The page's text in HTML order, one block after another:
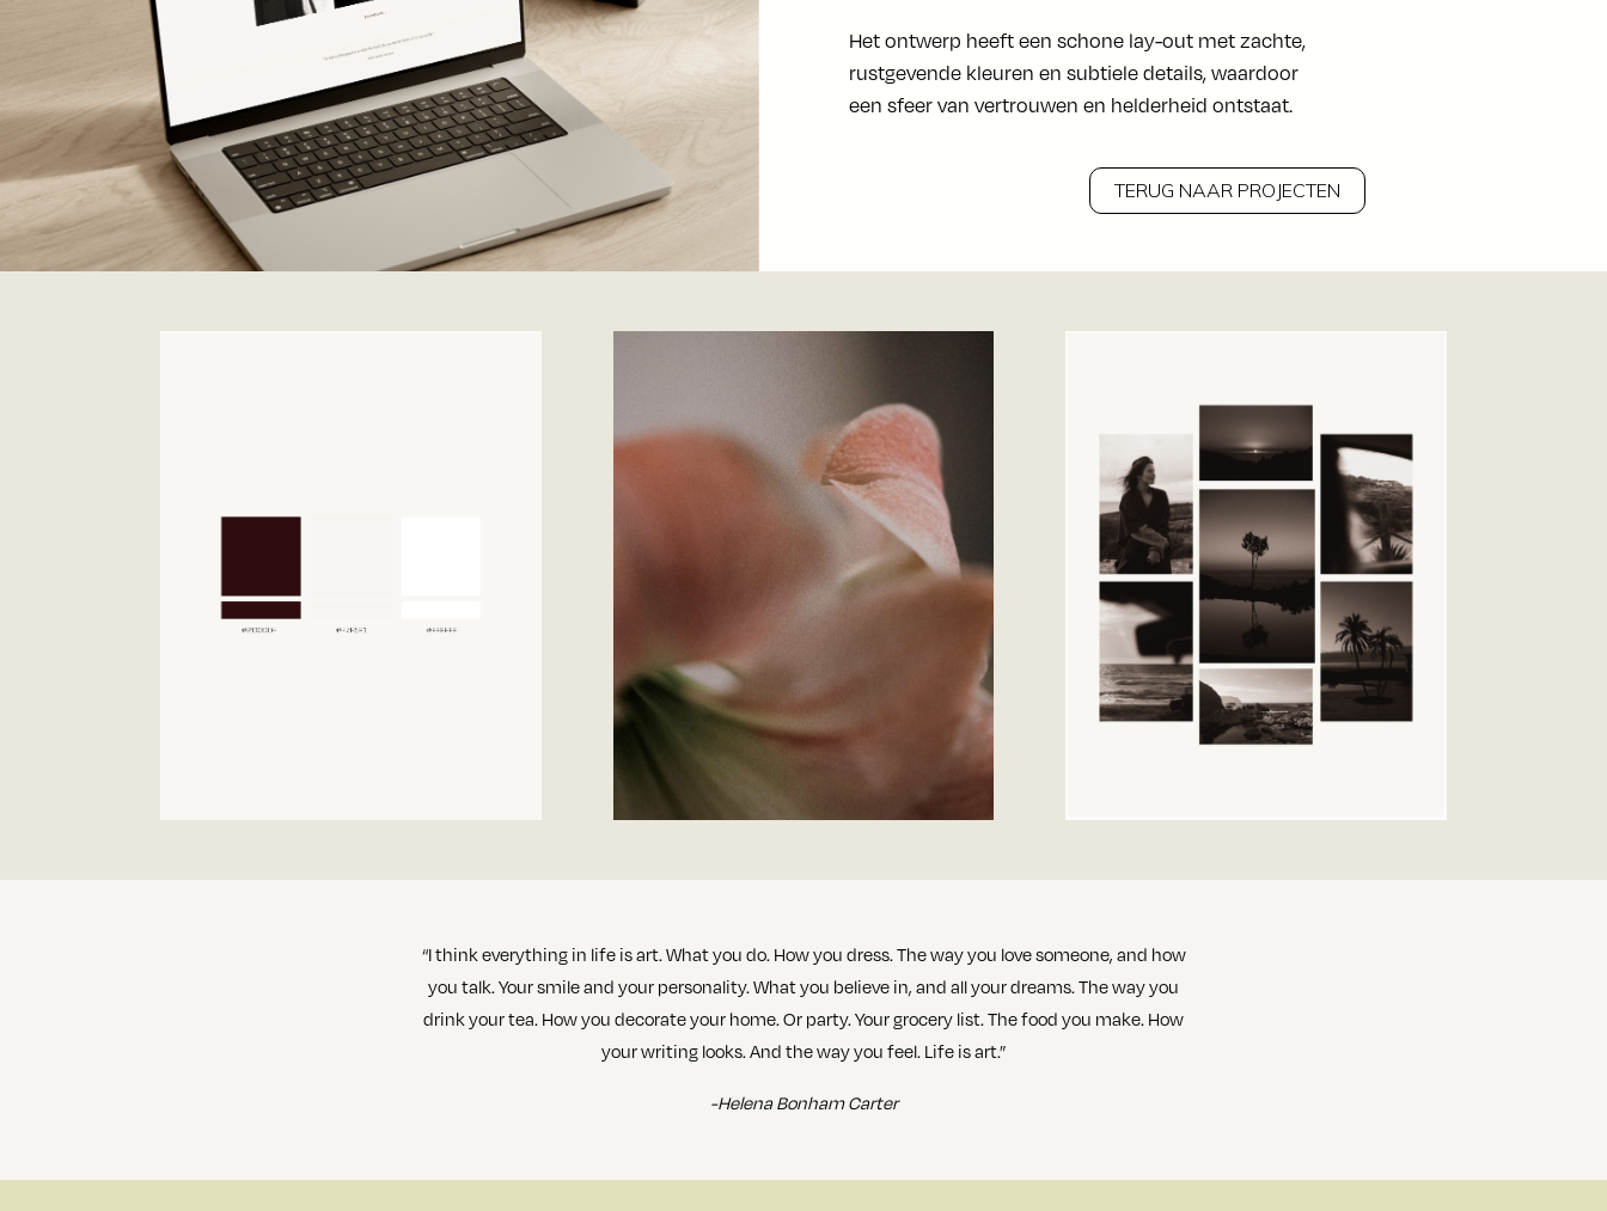
Het ontwerp heeft een schone lay-out met zachte,
rustgevende kleuren en subtiele details, waardoor
een sfeer van vertrouwen en helderheid ontstaat.
TERUG NAAR PROJECTEN
“I think everything in life is art. What you do. How you dress. The way you love someone, and how
you talk. Your smile and your personality. What you believe in, and all your dreams. The way you
drink your tea. How you decorate your home. Or party. Your grocery list. The food you make. How
your writing looks. And the way you feel. Life is art.”
-Helena Bonham Carter